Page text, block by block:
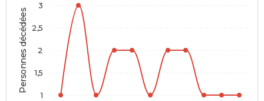
Personnes décédées
1
1,5
2
2,5
3